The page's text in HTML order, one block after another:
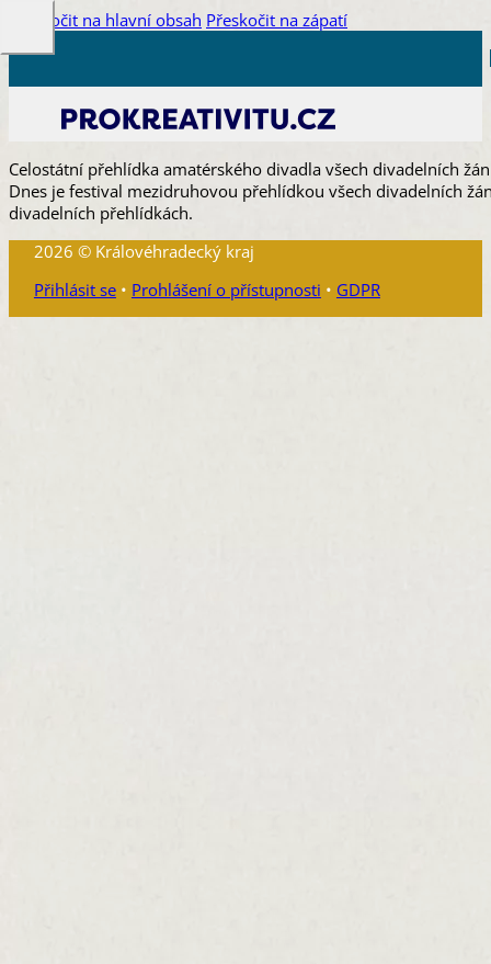
Přeskočit na hlavní obsah Přeskočit na zápatí
Celostátní přehlídka amatérského divadla všech divadelních
Dnes je festival mezidruhovou přehlídkou všech divadelních
divadelních přehlídkách.
2026 © Královéhradecký kraj
Přihlásit se• Prohlášení o přístupnosti • GDPR